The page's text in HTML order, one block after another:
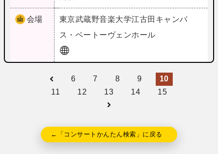
会場 東京武蔵野音楽大学江古田キャンパ
ス・ベートーヴェンホール
6 7 8 9
10
11
12 13 14 15
←「コンサートかんたん検索」に戻る